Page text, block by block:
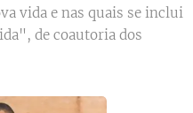
vida e nas quais se inclui
de coautoria dos